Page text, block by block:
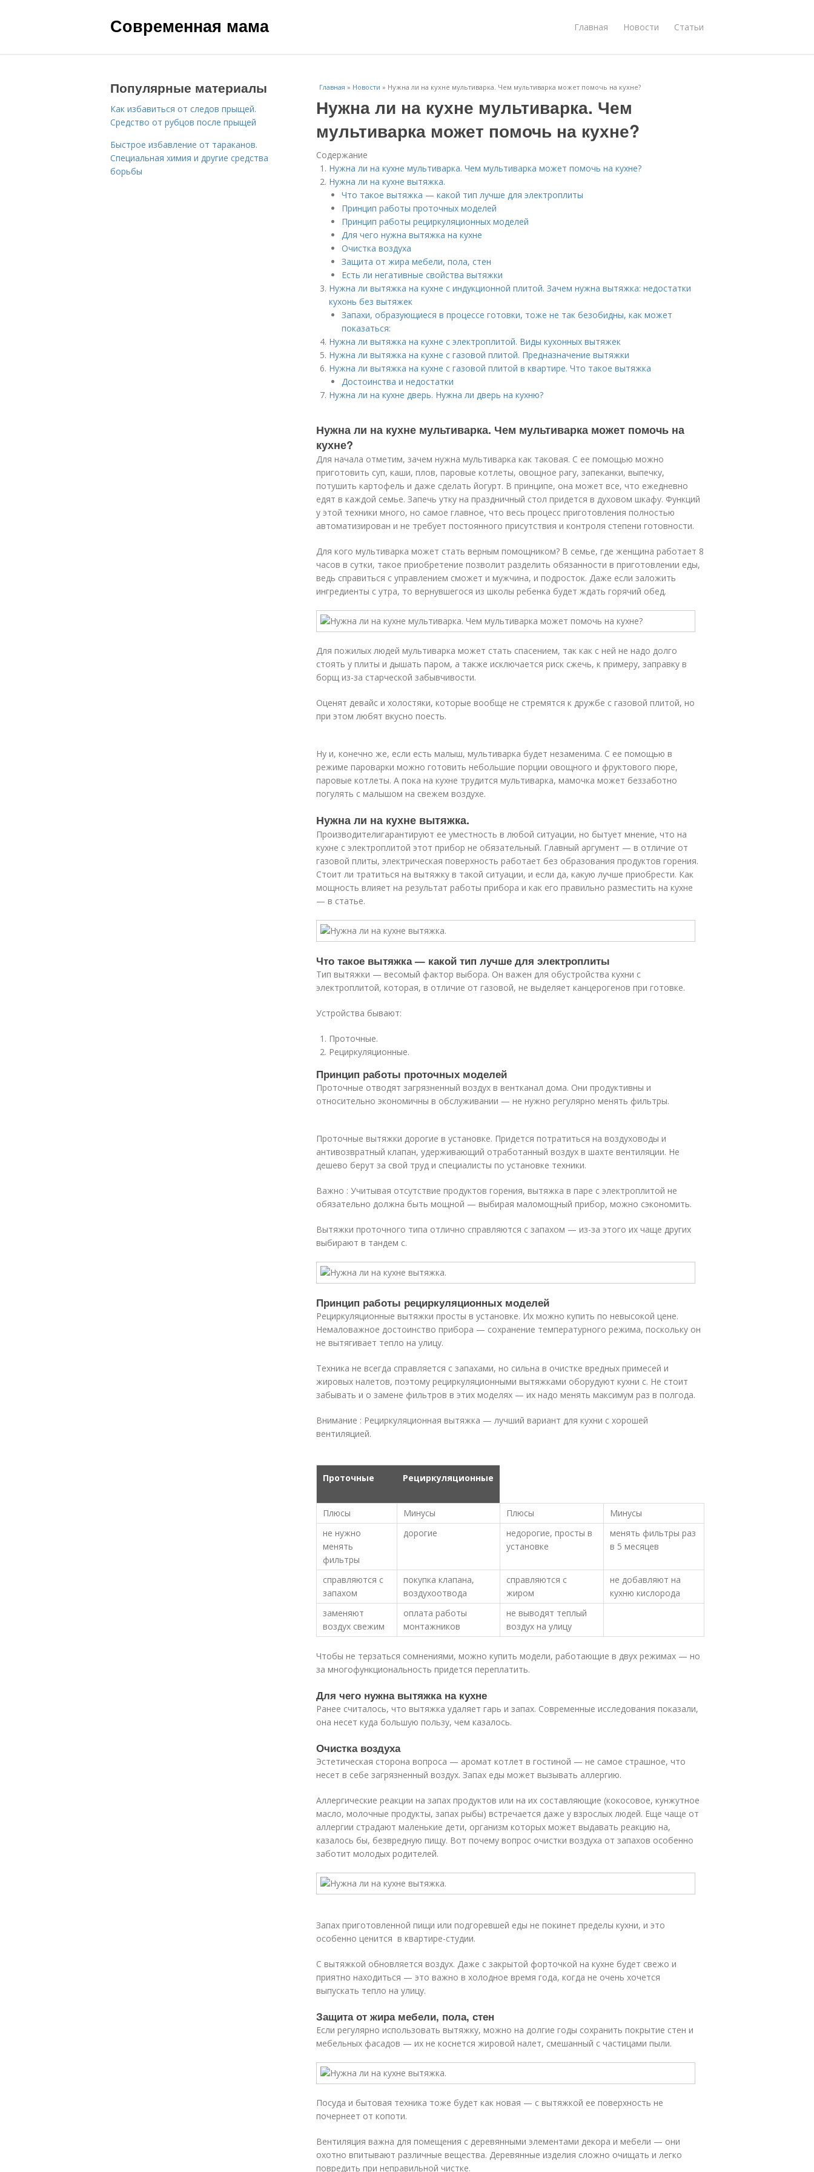
Современная мама Главная Новости Статьи
Главная » Новости » Нужна ли на кухне мультиварка. Чем мультиварка может помочь на кухне?
Нужна ли на кухне мультиварка. Чем
мультиварка может помочь на кухне?
Содержание
Нужна ли на кухне мультиварка. Чем мультиварка может помочь на кухне?
Нужна ли на кухне вытяжка.
Что такое вытяжка — какой тип лучше для электроплиты
Принцип работы проточных моделей
Принцип работы рециркуляционных моделей
Для чего нужна вытяжка на кухне
Очистка воздуха
Защита от жира мебели, пола, стен
Есть ли негативные свойства вытяжки
Нужна ли вытяжка на кухне с индукционной плитой. Зачем нужна вытяжка: недостатки
кухонь без вытяжек
Запахи, образующиеся в процессе готовки, тоже не так безобидны, как может
показаться:
Нужна ли вытяжка на кухне с электроплитой. Виды кухонных вытяжек
Нужна ли вытяжка на кухне с газовой плитой. Предназначение вытяжки
Нужна ли вытяжка на кухне с газовой плитой в квартире. Что такое вытяжка
Достоинства и недостатки
Нужна ли на кухне дверь. Нужна ли дверь на кухню?
Нужна ли на кухне мультиварка. Чем мультиварка может помочь на
кухне?
Для начала отметим, зачем нужна мультиварка как таковая. С ее помощью можно
приготовить суп, каши, плов, паровые котлеты, овощное рагу, запеканки, выпечку,
потушить картофель и даже сделать йогурт. В принципе, она может все, что ежедневно
едят в каждой семье. Запечь утку на праздничный стол придется в духовом шкафу. Функций
у этой техники много, но самое главное, что весь процесс приготовления полностью
автоматизирован и не требует постоянного присутствия и контроля степени готовности.
Для кого мультиварка может стать верным помощником? В семье, где женщина работает 8
часов в сутки, такое приобретение позволит разделить обязанности в приготовлении еды,
ведь справиться с управлением сможет и мужчина, и подросток. Даже если заложить
ингредиенты с утра, то вернувшегося из школы ребенка будет ждать горячий обед.
Для пожилых людей мультиварка может стать спасением, так как с ней не надо долго
стоять у плиты и дышать паром, а также исключается риск сжечь, к примеру, заправку в
борщ из-за старческой забывчивости.
Оценят девайс и холостяки, которые вообще не стремятся к дружбе с газовой плитой, но
при этом любят вкусно поесть.
Ну и, конечно же, если есть малыш, мультиварка будет незаменима. С ее помощью в
режиме пароварки можно готовить небольшие порции овощного и фруктового пюре,
паровые котлеты. А пока на кухне трудится мультиварка, мамочка может беззаботно
погулять с малышом на свежем воздухе.
Нужна ли на кухне вытяжка.
Производителигарантируют ее уместность в любой ситуации, но бытует мнение, что на
кухне с электроплитой этот прибор не обязательный. Главный аргумент — в отличие от
газовой плиты, электрическая поверхность работает без образования продуктов горения.
Стоит ли тратиться на вытяжку в такой ситуации, и если да, какую лучше приобрести. Как
мощность влияет на результат работы прибора и как его правильно разместить на кухне
— в статье.
Что такое вытяжка — какой тип лучше для электроплиты
Тип вытяжки — весомый фактор выбора. Он важен для обустройства кухни с
электроплитой, которая, в отличие от газовой, не выделяет канцерогенов при готовке.
Устройства бывают:
Проточные.
Рециркуляционные.
Принцип работы проточных моделей
Проточные отводят загрязненный воздух в вентканал дома. Они продуктивны и
относительно экономичны в обслуживании — не нужно регулярно менять фильтры.
Проточные вытяжки дорогие в установке. Придется потратиться на воздуховоды и
антивозвратный клапан, удерживающий отработанный воздух в шахте вентиляции. Не
дешево берут за свой труд и специалисты по установке техники.
Важно : Учитывая отсутствие продуктов горения, вытяжка в паре с электроплитой не
обязательно должна быть мощной — выбирая маломощный прибор, можно сэкономить.
Вытяжки проточного типа отлично справляются с запахом — из-за этого их чаще других
выбирают в тандем с.
Принцип работы рециркуляционных моделей
Рециркуляционные вытяжки просты в установке. Их можно купить по невысокой цене.
Немаловажное достоинство прибора — сохранение температурного режима, поскольку он
не вытягивает тепло на улицу.
Техника не всегда справляется с запахами, но сильна в очистке вредных примесей и
жировых налетов, поэтому рециркуляционными вытяжками оборудуют кухни с. Не стоит
забывать и о замене фильтров в этих моделях — их надо менять максимум раз в полгода.
Внимание : Рециркуляционная вытяжка — лучший вариант для кухни с хорошей
вентиляцией.
Проточные Рециркуляционные
Плюсы Минусы Плюсы
Минусы
не нужно
менять
фильтры
дорогие
недорогие, просты в
установке
менять фильтры раз
в 5 месяцев
справляются с
запахом
покупка клапана,
воздухоотвода
справляются с
жиром
не добавляют на
кухню кислорода
заменяют
воздух свежим
оплата работы
монтажников
не выводят теплый
воздух на улицу
Чтобы не терзаться сомнениями, можно купить модели, работающие в двух режимах — но
за многофункциональность придется переплатить.
Для чего нужна вытяжка на кухне
Ранее считалось, что вытяжка удаляет гарь и запах. Современные исследования показали,
она несет куда большую пользу, чем казалось.
Очистка воздуха
Эстетическая сторона вопроса — аромат котлет в гостиной — не самое страшное, что
несет в себе загрязненный воздух. Запах еды может вызывать аллергию.
Аллергические реакции на запах продуктов или на их составляющие (кокосовое, кунжутное
масло, молочные продукты, запах рыбы) встречается даже у взрослых людей. Еще чаще от
аллергии страдают маленькие дети, организм которых может выдавать реакцию на,
казалось бы, безвредную пищу. Вот почему вопрос очистки воздуха от запахов особенно
заботит молодых родителей.
Запах приготовленной пищи или подгоревшей еды не покинет пределы кухни, и это
особенно ценится в квартире-студии.
С вытяжкой обновляется воздух. Даже с закрытой форточкой на кухне будет свежо и
приятно находиться — это важно в холодное время года, когда не очень хочется
выпускать тепло на улицу.
Защита от жира мебели, пола, стен
Если регулярно использовать вытяжку, можно на долгие годы сохранить покрытие стен и
мебельных фасадов — их не коснется жировой налет, смешанный с частицами пыли.
Посуда и бытовая техника тоже будет как новая — с вытяжкой ее поверхность не
почернеет от копоти.
Вентиляция важна для помещения с деревянными элементами декора и мебели — они
охотно впитывают различные вещества. Деревянные изделия сложно очищать и легко
повредить при неправильной чистке.
Популярные материалы
Как избавиться от следов прыщей.
Средство от рубцов после прыщей
Быстрое избавление от тараканов.
Специальная химия и другие средства
борьбы